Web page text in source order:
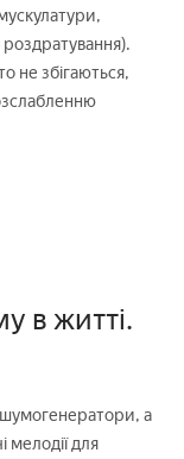
роздратування).
не збігаються,
в житті.
шумогенератори, а
для